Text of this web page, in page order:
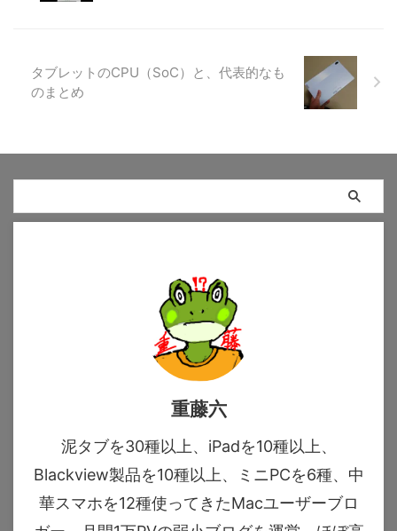
タブレットのCPU（SoC）と、代表的なも
のまとめ
重藤六
泥タブを30種以上、iPadを10種以上、
Blackview製品を10種以上、ミニPCを6種、中
華スマホを12種使ってきたMacユーザーブロ